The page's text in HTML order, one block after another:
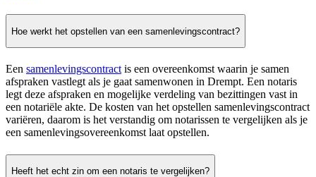
Hoe werkt het opstellen van een samenlevingscontract?
Een samenlevingscontract is een overeenkomst waarin je samen
afspraken vastlegt als je gaat samenwonen in Drempt. Een notaris
legt deze afspraken en mogelijke verdeling van bezittingen vast in
een notariële akte. De kosten van het opstellen samenlevingscontract
variëren, daarom is het verstandig om notarissen te vergelijken als je
een samenlevingsovereenkomst laat opstellen.
Heeft het echt zin om een notaris te vergelijken?